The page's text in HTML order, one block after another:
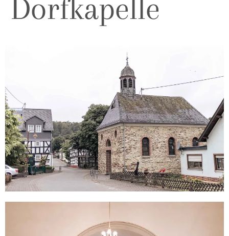
Dorfkapelle